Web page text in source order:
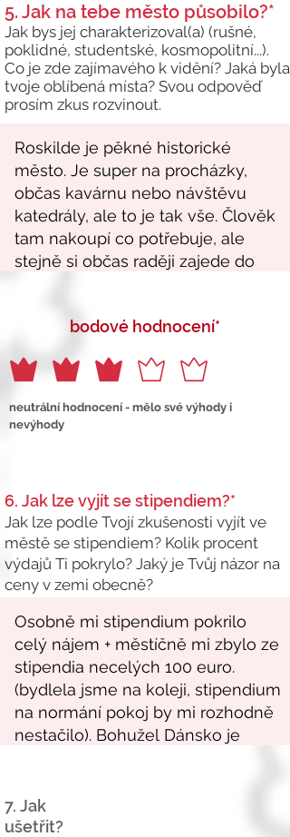
5. Jak na tebe město působilo?*
Jak bys jej charakterizoval(a) (rušné,
poklidné, studentské, kosmopolitní...).
Co je zde zajímavého k vidění? Jaká byla
tvoje oblíbená místa? Svou odpověď
prosím zkus rozvinout.
bodové hodnocení*
neutrální hodnocení - mělo své výhody i
nevýhody
6. Jak lze vyjít se stipendiem?*
Jak lze podle Tvojí zkušenosti vyjít ve
městě se stipendiem? Kolik procent
výdajů Ti pokrylo? Jaký je Tvůj názor na
ceny v zemi obecně?
7. Jak
ušetřit?